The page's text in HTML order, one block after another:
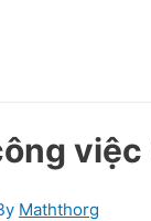
việc
Maththorg